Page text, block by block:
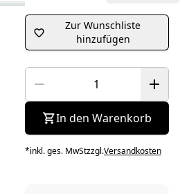
Zur Wunschliste
hinzufügen
In den Warenkorb
*inkl. ges. MwStzzgl.Versandkosten